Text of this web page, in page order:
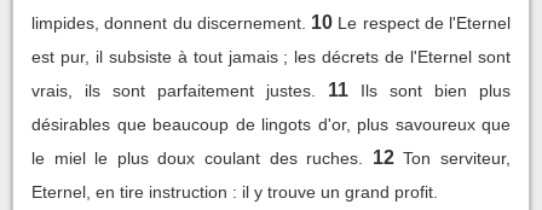
limpides, donnent du discernement. 10 Le respect de l'Eternel
est pur, il subsiste à tout jamais ; les décrets de l'Eternel sont
vrais, ils sont parfaitement justes.
11
Ils sont bien plus
désirables que beaucoup de lingots d'or, plus savoureux que
le miel le plus doux coulant des ruches.
12 Ton serviteur,
Eternel, en tire instruction : il y trouve un grand profit.